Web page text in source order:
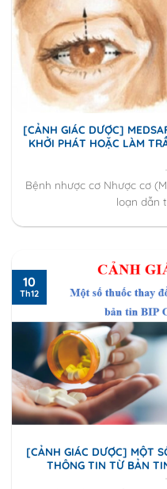
[CẢNH GIÁC DƯỢC]
KHỞI PHÁT HOẶC LÀM
Bệnh nhược cơ Nhược cơ
loạn dẫn
[CẢNH GIÁC DƯỢC] MỘT
THÔNG TIN TỪ BẢN
10
Th12